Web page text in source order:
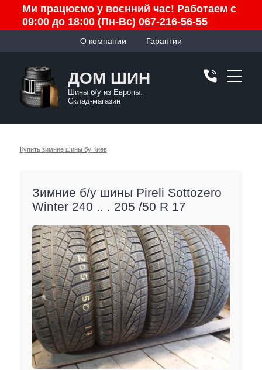
Ми працюємо у воєнний час! Работаем с
09:00 до 18:00 (Пн-Вс) 067-216-56-55
О компании Гарантии
ДОМ ШИН
Шины б/у из Европы.
Склад-магазин
Купить зимние шины бу Киев
Зимние б/у шины Pireli Sottozero
Winter 240 .. . 205 /50 R 17